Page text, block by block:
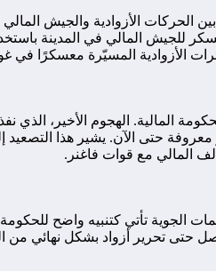
الحركات الأزوادية والجيش
للجيش المالي في المدينة
المالية. الهجوم الأخير،
حتى الآن. يشير هذا
المالي مع قوات فاغنر.
الجوية تأتي كتنبيه واضح
حتى تحرير أزواد بشكل نهائي من